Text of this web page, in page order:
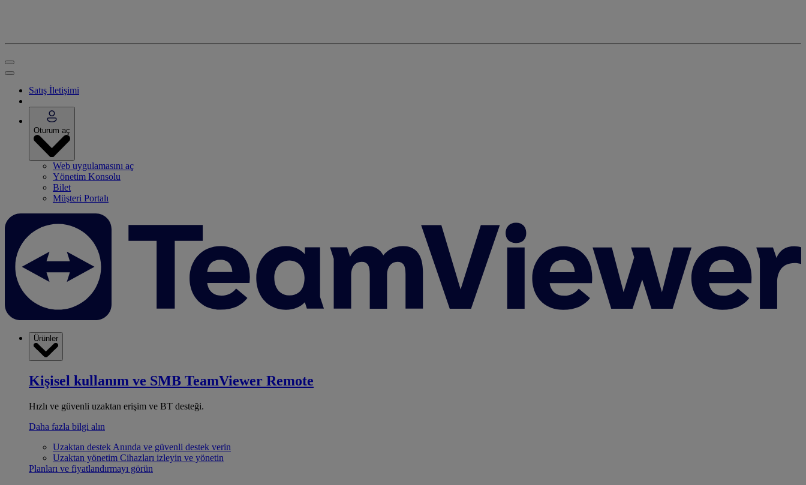
Satış İletişimi
Oturum aç
Web uygulamasını aç
Yönetim Konsolu
Bilet
Müşteri Portalı
Ürünler
Kişisel kullanım ve SMB TeamViewer Remote
Hızlı ve güvenli uzaktan erişim ve BT desteği.
Daha fazla bilgi alın
Uzaktan destek Anında ve güvenli destek verin
Uzaktan yönetim Cihazları izleyin ve yönetin
Planları ve fiyatlandırmayı görün